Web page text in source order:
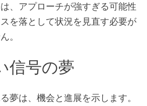
、アプローチが強すぎる可能性
を落として状況を見直す必要が
。
信号の夢
夢は、機会と進展を示します。